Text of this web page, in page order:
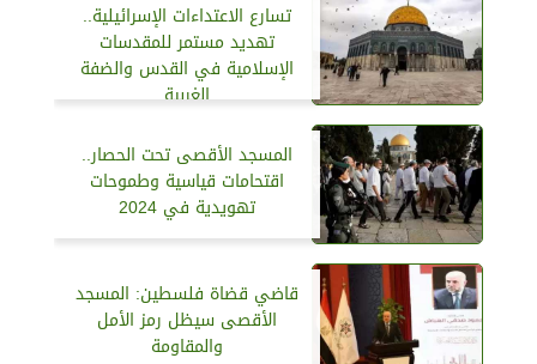
تسارع الاعتداءات الإسرائيلية..
تهديد مستمر للمقدسات
الإسلامية في القدس والضفة
الغربية
المسجد الأقصى تحت الحصار..
اقتحامات قياسية وطموحات
تهويدية في 2024
قاضي قضاة فلسطين: المسجد
الأقصى سيظل رمز الأمل
والمقاومة